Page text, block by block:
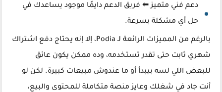
دعم فني متميز ⬅ فريق الدعم دايمًا موجود يساعدك في
حل أي مشكلة بسرعة.
بالرغم من المميزات الرائعة لـ Podia، إلا إنه يحتاج دفع اشتراك
شهري ثابت حتى تقدر تستخدمه، وده ممكن يكون عائق
للبعض اللي لسه بيبدأ أو ما عندوش مبيعات كبيرة. لكن لو
أنت جاد في شغلك وعايز منصة متكاملة للمحتوى والبيع،